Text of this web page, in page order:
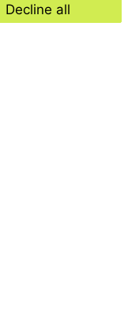
Decline all